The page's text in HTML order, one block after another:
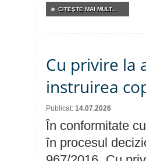
CITEŞTE MAI MULT...
Cu privire la
instruirea
Publicat: 14.07.2026
În conformitate
în procesul